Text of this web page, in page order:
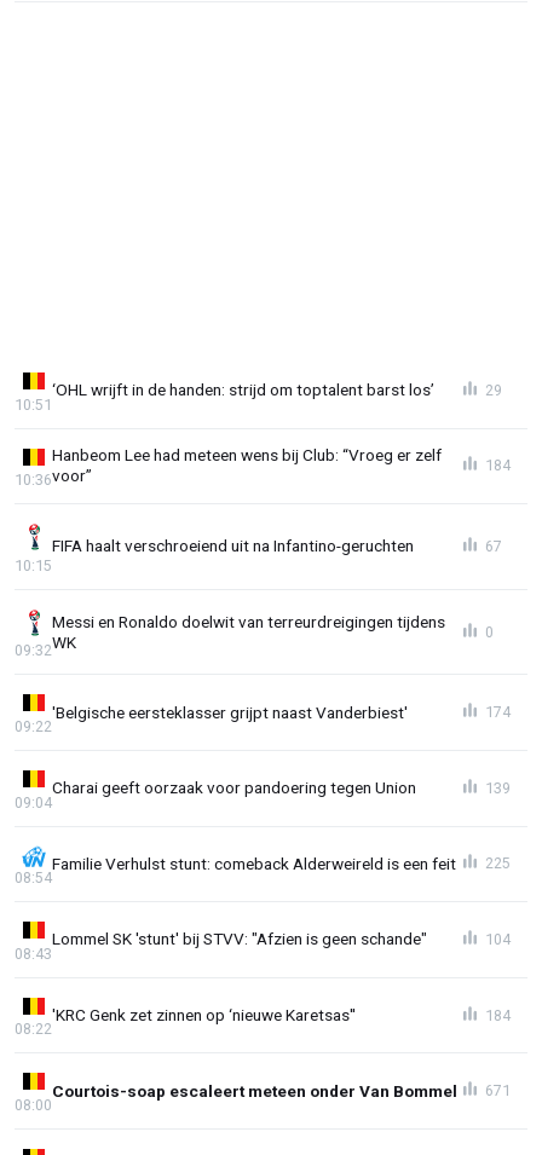
‘OHL wrijft in de handen: strijd om toptalent barst los’
10:51
29
Hanbeom Lee had meteen wens bij Club: “Vroeg er zelf
voor”
10:36
184
FIFA haalt verschroeiend uit na Infantino-geruchten
10:15
67
Messi en Ronaldo doelwit van terreurdreigingen tijdens
WK
09:32
0
'Belgische eersteklasser grijpt naast Vanderbiest'
09:22
174
Charai geeft oorzaak voor pandoering tegen Union
09:04
139
Familie Verhulst stunt: comeback Alderweireld is een feit
08:54
225
Lommel SK 'stunt' bij STVV: "Afzien is geen schande"
08:43
104
'KRC Genk zet zinnen op ‘nieuwe Karetsas''
08:22
184
Courtois-soap escaleert meteen onder Van Bommel
08:00
671